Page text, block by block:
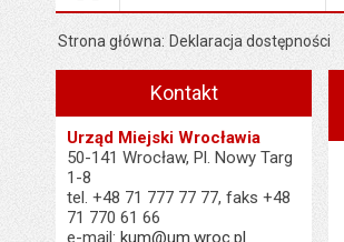
Strona główna Deklaracja dostępności
Kontakt
Urząd Miejski Wrocławia
50-141 Wrocław, Pl. Nowy Targ
1-8
tel. +48 71 777 77 77, faks +48
71 770 61 66
e-mail:kum@um.wroc.pl